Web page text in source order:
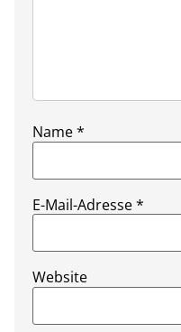
Name*
E-Mail-Adresse*
Website